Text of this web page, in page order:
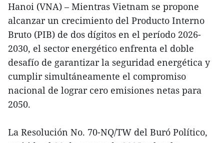
Hanoi (VNA) – Mientras Vietnam se propone
alcanzar un crecimiento del Producto Interno
Bruto (PIB) de dos dígitos en el período 2026-
2030, el sector energético enfrenta el doble
desafío de garantizar la seguridad energética y
cumplir simultáneamente el compromiso
nacional de lograr cero emisiones netas para
2050.
La Resolución No. 70-NQ/TW del Buró Político,